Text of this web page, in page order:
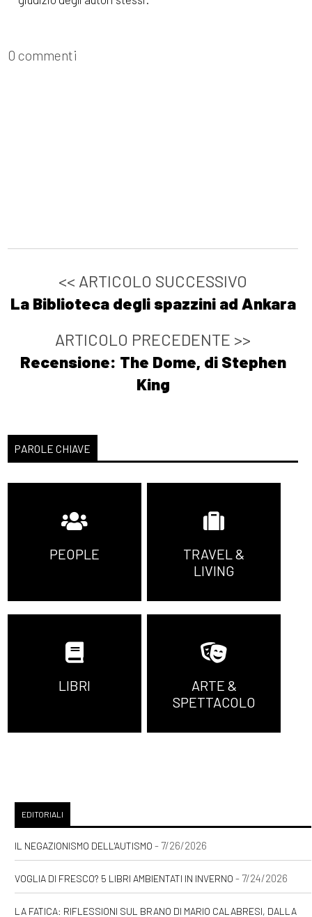
0 commenti
<< ARTICOLO SUCCESSIVO
La Biblioteca degli spazzini ad Ankara
ARTICOLO PRECEDENTE >>
Recensione: The Dome, di Stephen
King
PAROLE CHIAVE
PEOPLE
TRAVEL &
LIVING
LIBRI
ARTE &
SPETTACOLO
EDITORIALI
IL NEGAZIONISMO DELL'AUTISMO - 7/26/2026
VOGLIA DI FRESCO? 5 LIBRI AMBIENTATI IN INVERNO - 7/24/2026
LA FATICA: RIFLESSIONI SUL BRANO DI MARIO CALABRESI, DALLA